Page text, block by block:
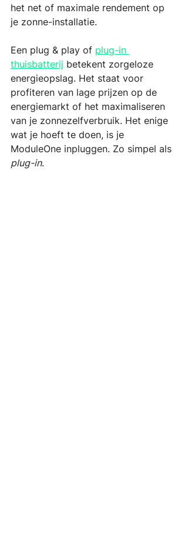
het net of maximale rendement op
je zonne-installatie.
Een plug & play of plug-in
thuisbatterij betekent zorgeloze
energieopslag. Het staat voor
profiteren van lage prijzen op de
energiemarkt of het maximaliseren
van je zonnezelfverbruik. Het enige
wat je hoeft te doen, is je
ModuleOne inpluggen. Zo simpel als
plug-in.